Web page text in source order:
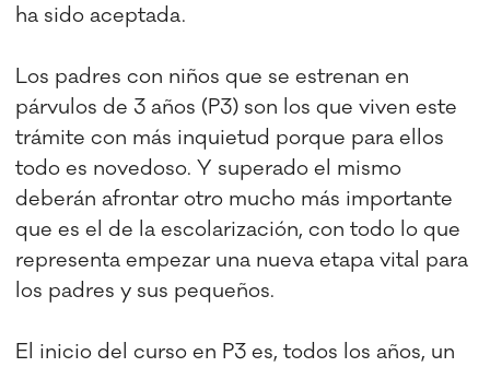
ha sido aceptada.
Los padres con niños que se estrenan en
párvulos de 3 años (P3) son los que viven este
trámite con más inquietud porque para ellos
todo es novedoso. Y superado el mismo
deberán afrontar otro mucho más importante
que es el de la escolarización, con todo lo que
representa empezar una nueva etapa vital para
los padres y sus pequeños.
El inicio del curso en P3 es, todos los años, un